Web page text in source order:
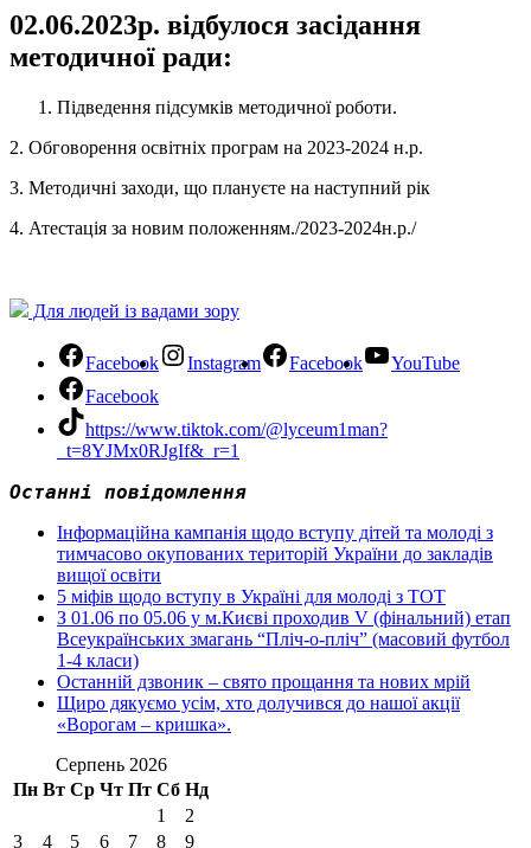
02.06.2023р. відбулося засідання
методичної ради:
Підведення підсумків методичної роботи.
2. Обговорення освітніх програм на 2023-2024 н.р.
3. Методичні заходи, що плануєте на наступний рік
4. Атестація за новим положенням./2023-2024н.р./
Для людей із вадами зору
Facebook Instagram Facebook
YouTube
Facebook
https://www.tiktok.com/@lyceum1man?
_t=8YJMx0RJgIf&_r=1
Останні повідомлення
Інформаційна кампанія щодо вступу дітей та молоді з
тимчасово окупованих територій України до закладів
вищої освіти
5 міфів щодо вступу в Україні для молоді з ТОТ
З 01.06 по 05.06 у м.Києві проходив V (фінальний) етап
Всеукраїнських змагань “Пліч-о-пліч” (масовий футбол
1-4 класи)
Останній дзвоник – свято прощання та нових мрій
Щиро дякуємо усім, хто долучився до нашої акції
«Ворогам – кришка».
Серпень 2026
Пн Вт Ср Чт Пт Сб Нд
1
2
3
4 5 6 7 8
9